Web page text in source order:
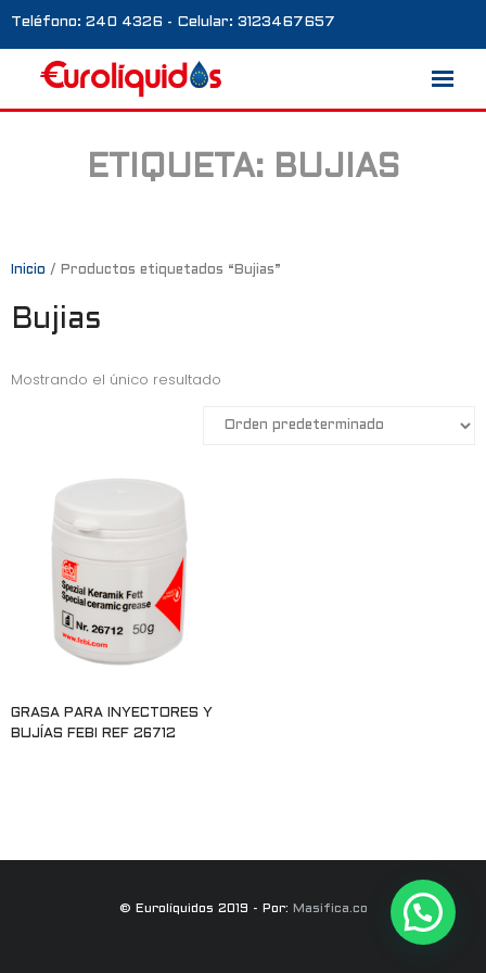
Teléfono: 240 4326 - Celular: 3123467657
Marcas
Blog
Galería
ETIQUETA: BUJIAS
Inicio / Productos etiquetados “Bujias”
Bujias
Mostrando el único resultado
GRASA PARA INYECTORES Y
BUJÍAS FEBI REF 26712
© Eurolíquidos 2019 - Por: Masifica.co